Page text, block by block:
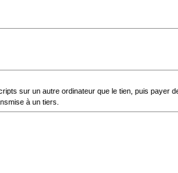
sur un autre ordinateur que le tien, puis payer
à un tiers.